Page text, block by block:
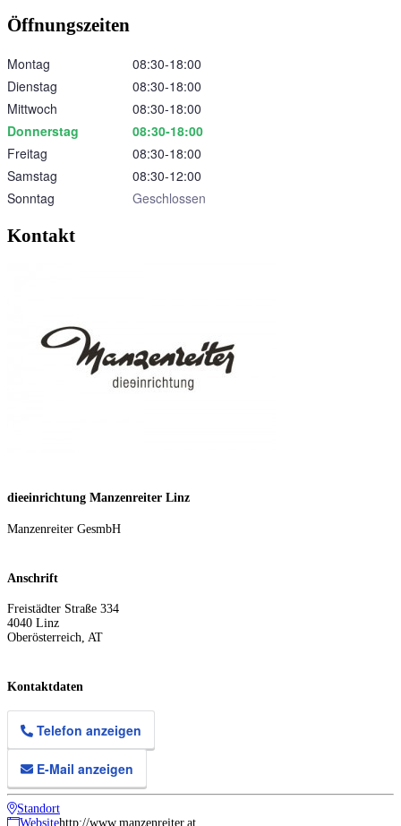
Öffnungszeiten
Montag
08:30‑18:00
Dienstag
08:30‑18:00
Mittwoch
08:30‑18:00
Donnerstag
08:30‑18:00
Freitag
08:30‑18:00
Samstag
08:30‑12:00
Sonntag
Geschlossen
Kontakt
dieeinrichtung Manzenreiter Linz
Manzenreiter GesmbH
Anschrift
Freistädter Straße 334
4040 Linz
Oberösterreich, AT
Kontaktdaten
Telefon anzeigen
E-Mail anzeigen
Standort
Websitehttp://www.manzenreiter.at